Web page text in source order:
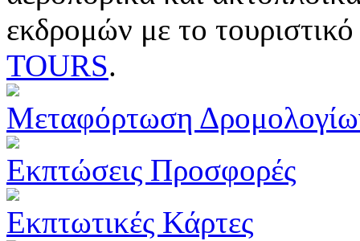
εκδρομών με το
TOURS.
Μεταφόρτωση
Εκπτώσεις Προσφορές
Εκπτωτικές Κάρτες